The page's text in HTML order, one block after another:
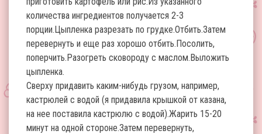
количества ингредиентов получается 2-3
порции.Цыпленка разрезать по грудке.Отбить.Затем
перевернуть и еще раз хорошо отбить.Посолить,
поперчить.Разогреть сковороду с маслом.Выложить
цыпленка.
Сверху придавить каким-нибудь грузом, например,
кастрюлей с водой (я придавила крышкой от казана,
на нее поставила кастрюлю с водой).Жарить 15-20
минут на одной стороне.Затем перевернуть,